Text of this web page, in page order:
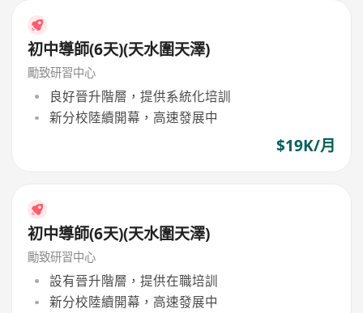
初中導師(6天)(天水圍天澤)
勵致研習中心
良好晉升階層，提供系統化培訓
新分校陸續開幕，高速發展中
$19K/月
初中導師(6天)(天水圍天澤)
勵致研習中心
設有晉升階層，提供在職培訓
新分校陸續開幕，高速發展中